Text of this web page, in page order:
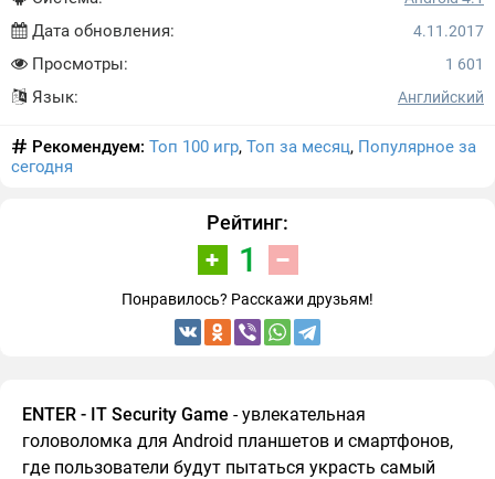
Дата обновления: 4.11.2017
Просмотры: 1 601
Язык: Английский
Рекомендуем: Топ 100 игр, Топ за месяц, Популярное за
сегодня
Рейтинг:
1
Понравилось? Расскажи друзьям!
ENTER - IT Security Game - увлекательная
головоломка для Android планшетов и смартфонов,
где пользователи будут пытаться украсть самый